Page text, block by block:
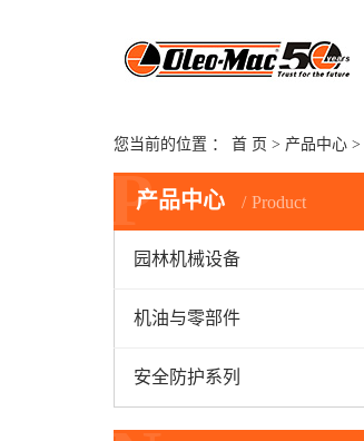
您当前的位置 ： 首 页 > 产品中心 >
产品中心 Product
P
园林机械设备
机油与零部件
安全防护系列